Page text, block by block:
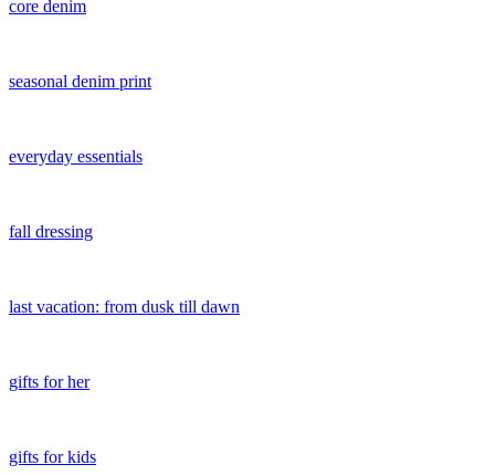
core denim
seasonal denim print
everyday essentials
fall dressing
last vacation: from dusk till dawn
gifts for her
gifts for kids